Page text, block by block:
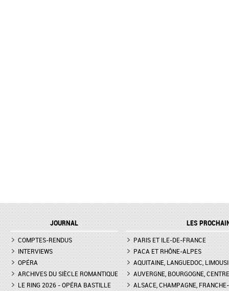
JOURNAL
COMPTES-RENDUS
INTERVIEWS
OPÉRA
ARCHIVES DU SIÈCLE ROMANTIQUE
LE RING 2026 - OPÉRA BASTILLE
LES
PARIS ET ILE-DE-FRANCE
PACA ET RHÔNE-ALPES
AQUITAINE, LANGUEDOC,
AUVERGNE, BOURGOGNE, CENTRE
ALSACE, CHAMPAGNE,